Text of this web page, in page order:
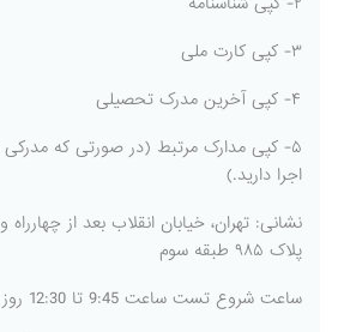
۳- کپی کارت ملی
۴- کپی آخرین مدرک تحصیلی
۵- کپی مدارک مرتبط (در صورتی که مدرکی
اجرا دارید.)
نشانی: تهران، خیابان انقلاب بعد از
پلاک ۹۸۵ طبقه سوم
ساعت شروع تست ساعت 9:45 تا 12:30 روز پنج شنبه 2 شهریور